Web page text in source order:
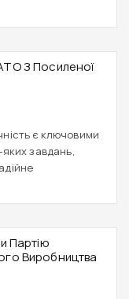
З Посиленої
є ключовими
завдань,
Партію
Виробництва